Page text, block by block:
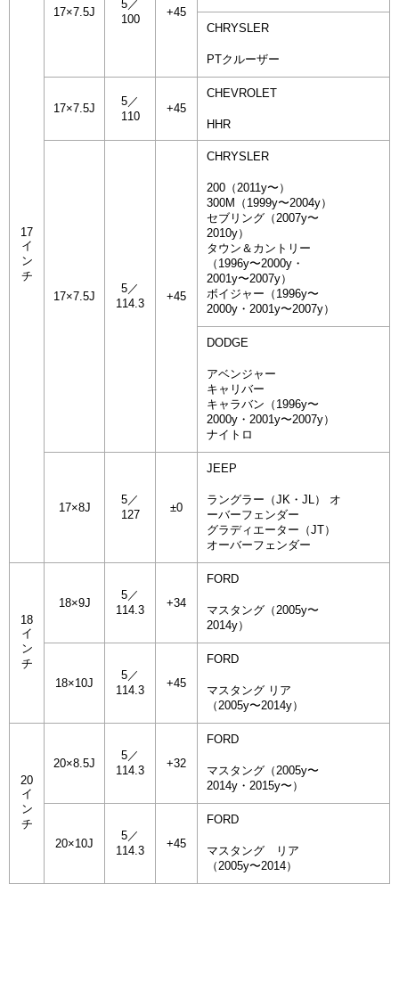
17
イ
ン
チ
17×7.5J
5／
100
+45
CHRYSLER
PTクルーザー
17×7.5J
5／
110
+45
CHEVROLET
HHR
17×7.5J
5／
114.3
+45
CHRYSLER
200（2011y〜）
300M（1999y〜2004y）
セブリング（2007y〜
2010y）
タウン＆カントリー
（1996y〜2000y・
2001y〜2007y）
ボイジャー（1996y〜
2000y・2001y〜2007y）
DODGE
アベンジャー
キャリバー
キャラバン（1996y〜
2000y・2001y〜2007y）
ナイトロ
17×8J
5／
127
±0
JEEP
ラングラー（JK・JL） オ
ーバーフェンダー
グラディエーター（JT）
オーバーフェンダー
18
イ
ン
チ
18×9J
5／
114.3
+34
FORD
マスタング（2005y〜
2014y）
18×10J
5／
114.3
+45
FORD
マスタング リア
（2005y〜2014y）
20
イ
ン
チ
20×8.5J
5／
114.3
+32
FORD
マスタング（2005y〜
2014y・2015y〜）
20×10J
5／
114.3
+45
FORD
マスタング リア
（2005y〜2014）